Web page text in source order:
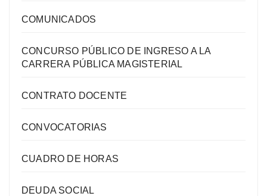
COMUNICADOS
CONCURSO PÚBLICO DE INGRESO A LA
CARRERA PÚBLICA MAGISTERIAL
CONTRATO DOCENTE
CONVOCATORIAS
CUADRO DE HORAS
DEUDA SOCIAL